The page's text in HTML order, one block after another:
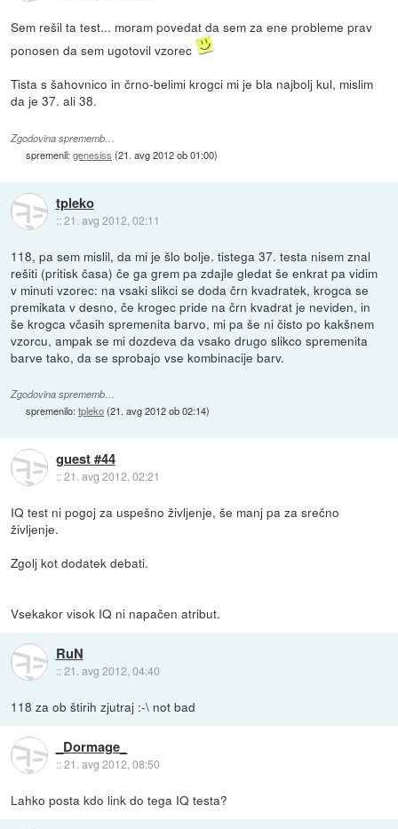
Sem rešil ta test... moram povedat da sem za ene probleme prav
ponosen da sem ugotovil vzorec
Tista s šahovnico in črno-belimi krogci mi je bla najbolj kul, mislim
da je 37. ali 38.
Zgodovina sprememb…
spremenil:genesiss (21. avg 2012 ob 01:00)
tpleko
::21. avg 2012, 02:11
118, pa sem mislil, da mi je šlo bolje. tistega 37. testa nisem znal
rešiti (pritisk časa) če ga grem pa zdajle gledat še enkrat pa vidim
v minuti vzorec: na vsaki slikci se doda črn kvadratek, krogca se
premikata v desno, če krogec pride na črn kvadrat je neviden, in
še krogca včasih spremenita barvo, mi pa še ni čisto po kakšnem
vzorcu, ampak se mi dozdeva da vsako drugo slikco spremenita
barve tako, da se sprobajo vse kombinacije barv.
Zgodovina sprememb…
spremenilo:tpleko(21. avg 2012 ob 02:14)
guest #44
::21. avg 2012, 02:21
IQ test ni pogoj za uspešno življenje, še manj pa za srečno
življenje.
Zgolj kot dodatek debati.
Vsekakor visok IQ ni napačen atribut.
RuN
::21. avg 2012, 04:40
118 za ob štirih zjutraj :-\ not bad
_Dormage_
::21. avg 2012, 08:50
Lahko posta kdo link do tega IQ testa?